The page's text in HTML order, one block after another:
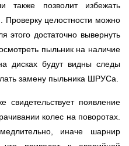
также позволит избежать
Проверку целостности можно
этого достаточно вывернуть
пыльник на наличие
дисках будут видны следы
замену пыльника ШРУСа.
появление
колес на поворотах.
иначе шарнир